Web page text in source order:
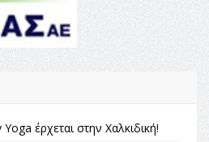
έρχεται στην Χαλκιδική!